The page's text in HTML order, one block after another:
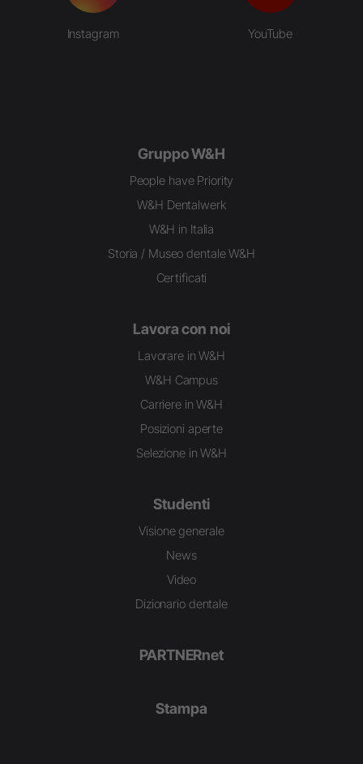
Instagram YouTube
Gruppo W&H
People have Priority
W&H Dentalwerk
W&H in Italia
Storia / Museo dentale W&H
Certificati
Lavora con noi
Lavorare in W&H
W&H Campus
Carriere in W&H
Posizioni aperte
Selezione in W&H
Studenti
Visione generale
News
Video
Dizionario dentale
PARTNERnet
Stampa